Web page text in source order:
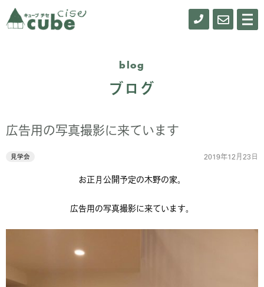
メ
ニ
0155- お
blog
ブログ
広告用の写真撮影に来ています
見学会 2019年12月23日
お正月公開予定の木野の家。
広告用の写真撮影に来ています。